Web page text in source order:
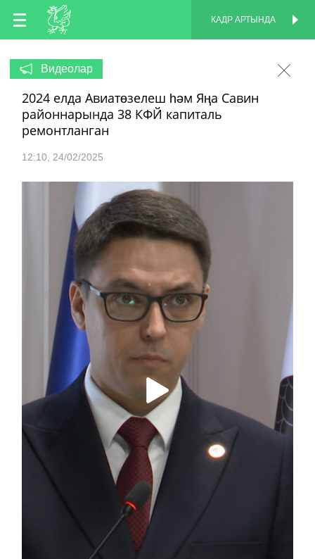
TT
EN
КАДР АРТЫНДА
Видеолар
2024 елда Авиатөзелеш һәм Яңа Савин
районнарында 38 КФЙ капиталь
ремонтланган
12:10 24/02/2025
КАДР АРТЫНДА